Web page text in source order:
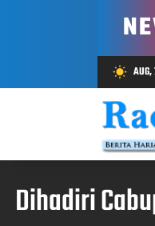
wb_sunny
Dihadiri